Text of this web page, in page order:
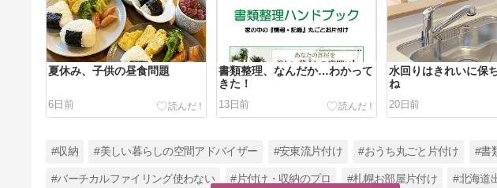
夏休み、子供の昼食問題
6日前
書類整理、なんだか…わかって
きた！
13日前
水回りはきれいに保
ね
20日前
#収納 #美しい暮らしの空間アドバイザー #安東流片付け #おうち丸ごと片付け #書
#バーチカルファイリング使わない #片付け・収納のプロ #札幌お部屋片付け #北海道